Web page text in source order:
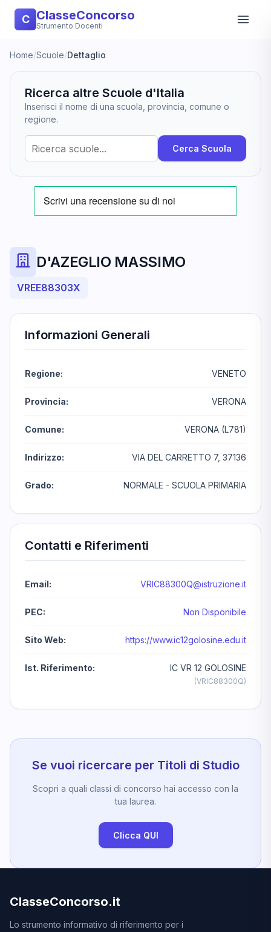
C ClasseConcorso
Strumento Docenti
Home/Scuole/Dettaglio
Ricerca altre Scuole d'Italia
Inserisci il nome di una scuola, provincia, comune o
regione.
Cerca Scuola
D'AZEGLIO MASSIMO
VREE88303X
Informazioni Generali
Regione: VENETO
Provincia: VERONA
Comune: VERONA (L781)
Indirizzo: VIA DEL CARRETTO 7, 37136
Grado: NORMALE - SCUOLA PRIMARIA
Contatti e Riferimenti
Email: VRIC88300Q@istruzione.it
PEC: Non Disponibile
Sito Web: https://www.ic12golosine.edu.it
Ist. Riferimento: IC VR 12 GOLOSINE
(VRIC88300Q)
Se vuoi ricercare per Titoli di Studio
Scopri a quali classi di concorso hai accesso con la
tua laurea.
Clicca QUI
ClasseConcorso.it
Lo strumento informativo di riferimento per i